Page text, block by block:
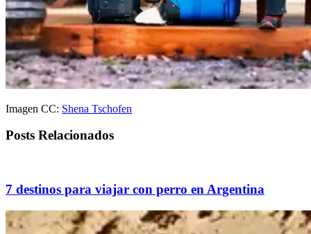
Imagen CC: Shena Tschofen
Posts Relacionados
7 destinos para viajar con perro en Argentina